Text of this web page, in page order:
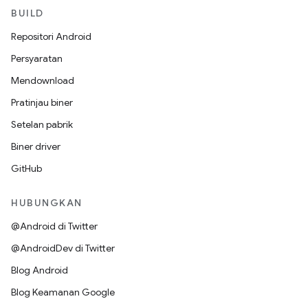
BUILD
Repositori Android
Persyaratan
Mendownload
Pratinjau biner
Setelan pabrik
Biner driver
GitHub
HUBUNGKAN
@Android di Twitter
@AndroidDev di Twitter
Blog Android
Blog Keamanan Google